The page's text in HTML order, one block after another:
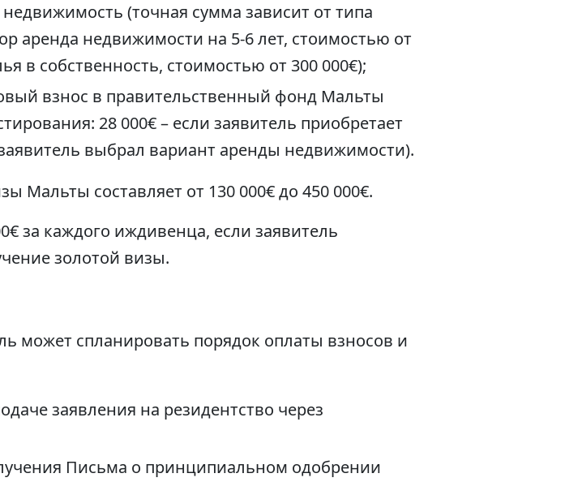
(точная сумма зависит от типа
аренда недвижимости на 5-6 лет, стоимостью от
в собственность, стоимостью от 300 000€);
взнос в правительственный фонд Мальты
28 000€ – если заявитель приобретает
выбрал вариант аренды недвижимости).
Мальты составляет от 130 000€ до 450 000€.
за каждого иждивенца, если заявитель
золотой визы.
может спланировать порядок оплаты взносов и
заявления на резидентство через
Письма о принципиальном одобрении